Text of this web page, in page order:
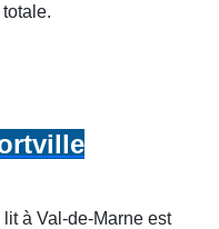
totale.
à Val-de-Marne est